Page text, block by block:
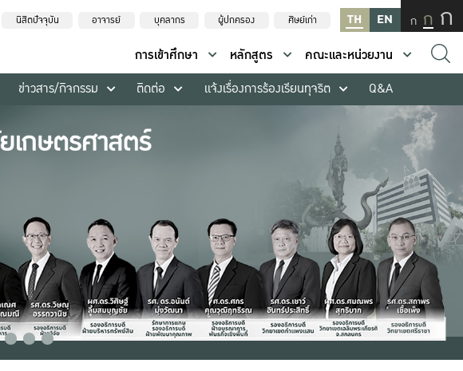
นิสิตปัจจุบัน อาจารย์ บุคลากร ผู้ปกครอง ศิษย์เก่า TH EN ก ก ก
การเข้าศึกษา หลักสูตร
คณะและหน่วยงาน
ข่าวสาร/กิจกรรม ติดต่อ แจ้งเรื่องการร้องเรียนทุจริต Q&A